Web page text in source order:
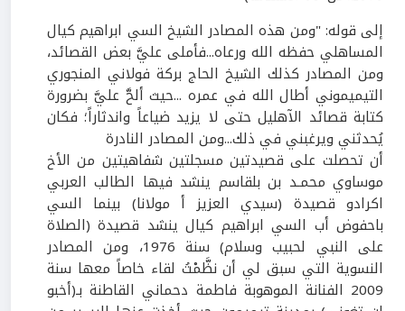
إلى قوله: "ومن هذه المصادر الشيخ السي ابراهيم كيال
المساهلي حفظه الله ورعاه...فأملى عليَّ بعض القصائد،
ومن المصادر كذلك الشيخ الحاج بركة فولاني المنجوري
التيميموني أطال الله في عمره ...حيث ألحَّ عليَّ بضرورة
كتابة قصائد الآهليل حتى لا يزيد ضياعاً واندثاراً؛ فكان
يُحدثني ويرغبني في ذلك...ومن المصادر النادرة
أن تحصلت على قصيدتين مسجلتين شفاهيتين من الأخ
موساوي محمـد بن بلقاسم ينشد فيها الطالب العربي
اكرادو قصيدة (سيدي العزيز أ مولانا) بينما السي
باحفوض أب السي ابراهيم كيال ينشد قصيدة (الصلاة
على النبي لحبيب وسلام) سنة 1976، ومن المصادر
النسوية التي سبق لي أن نظَّمْتُ لقاء خاصاً معها سنة
2009 الفنانة الموهوبة فاطمة دحماني القاطنة بـ(أخبو